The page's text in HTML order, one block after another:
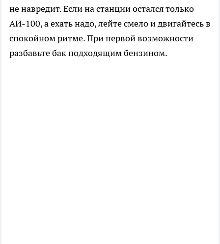
не навредит. Если на станции остался только
АИ-100, а ехать надо, лейте смело и двигайтесь в
спокойном ритме. При первой возможности
разбавьте бак подходящим бензином.